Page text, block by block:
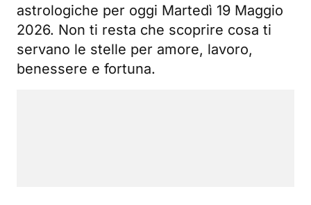
astrologiche per oggi Martedì 19 Maggio
2026. Non ti resta che scoprire cosa ti
servano le stelle per amore, lavoro,
benessere e fortuna.